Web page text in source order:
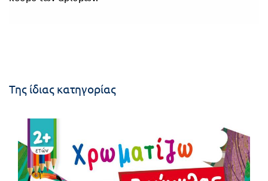
Της ίδιας κατηγορίας